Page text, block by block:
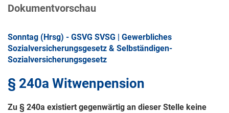
Dokumentvorschau
Sonntag (Hrsg) - GSVG SVSG | Gewerbliches
Sozialversicherungsgesetz & Selbständigen-
Sozialversicherungsgesetz
§ 240a Witwenpension
Zu § 240a existiert gegenwärtig an dieser Stelle keine